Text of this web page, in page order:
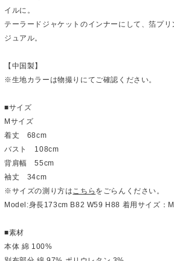
イルに。
テーラードジャケットのインナーにして、箔プ
ジュアル。
【中国製】
※生地カラーは物撮りにてご確認ください。
■サイズ
Mサイズ
着丈 68cm
バスト 108cm
背肩幅 55cm
袖丈 34cm
※サイズの測り方は こちら をごらんください。
Model:身長173cm B82 W59 H88 着用サイズ：M
■素材
本体 綿 100%